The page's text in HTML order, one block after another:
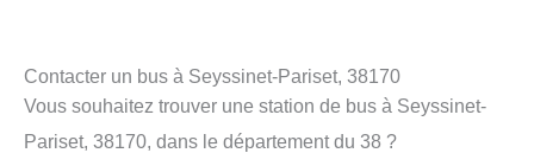
Contacter un bus à Seyssinet-Pariset, 38170
Vous souhaitez trouver une station de bus à Seyssinet-
Pariset, 38170, dans le département du 38 ?